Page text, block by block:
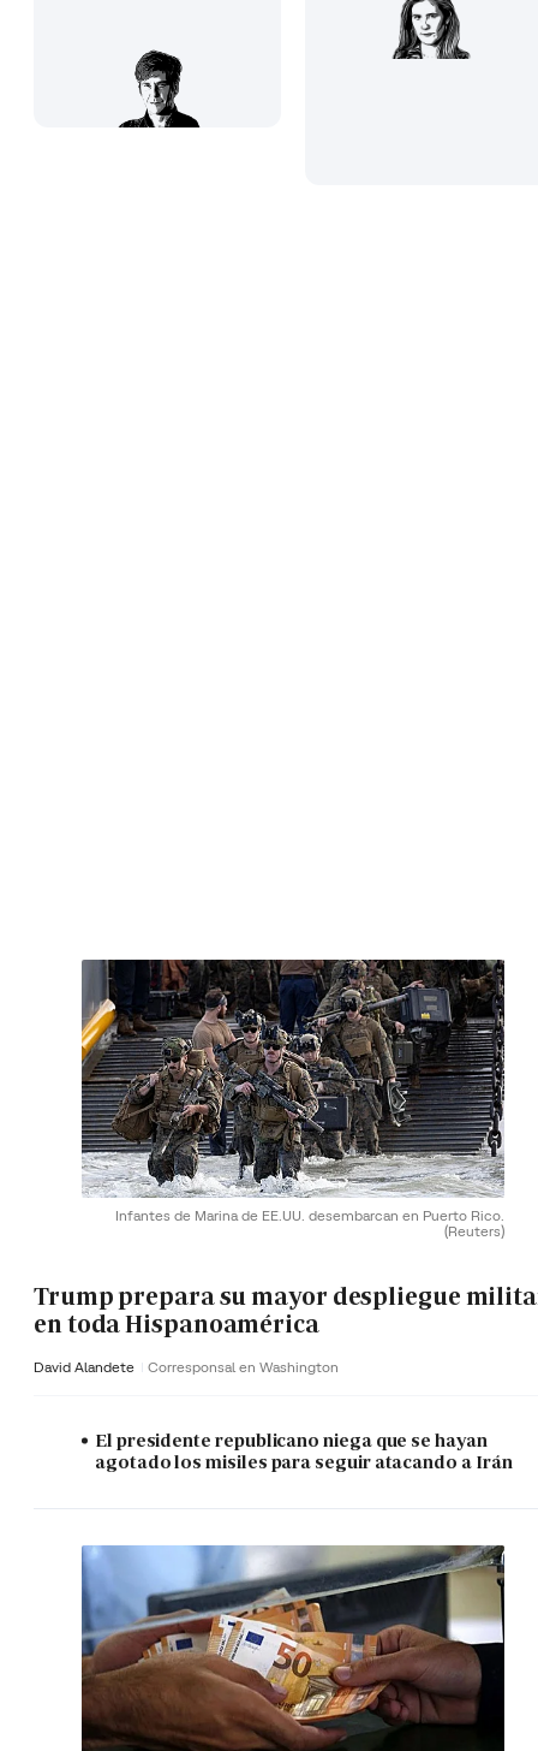
Infantes de Marina de EE.UU. desembarcan en Puerto Rico.
(Reuters)
Trump prepara su mayor despliegue
en toda Hispanoamérica
David Alandete Corresponsal en Washington
El presidente republicano niega que se hayan
agotado los misiles para seguir atacando a Irán